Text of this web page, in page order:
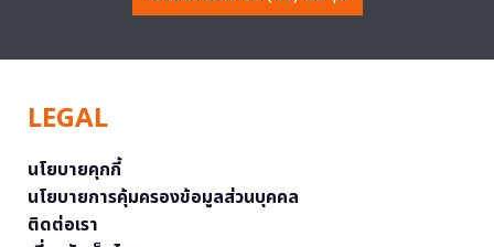
LEGAL
นโยบายคุกกี้
นโยบายการคุ้มครองข้อมูลส่วนบุคคล
ติดต่อเรา